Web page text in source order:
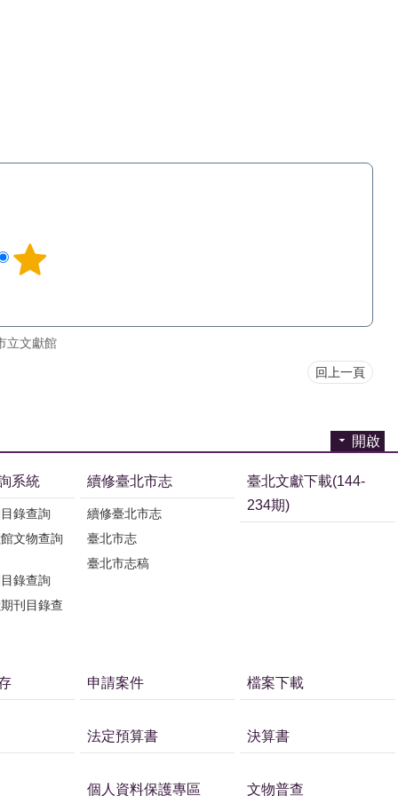
立文獻館
回上一頁
開啟
系統
錄查詢
文物查詢
錄查詢
刊目錄查
續修臺北市志
續修臺北市志
臺北市志
臺北市志稿
臺北文獻下載(144-
234期)
申請案件 檔案下載
法定預算書 決算書
個人資料保護專區 文物普查